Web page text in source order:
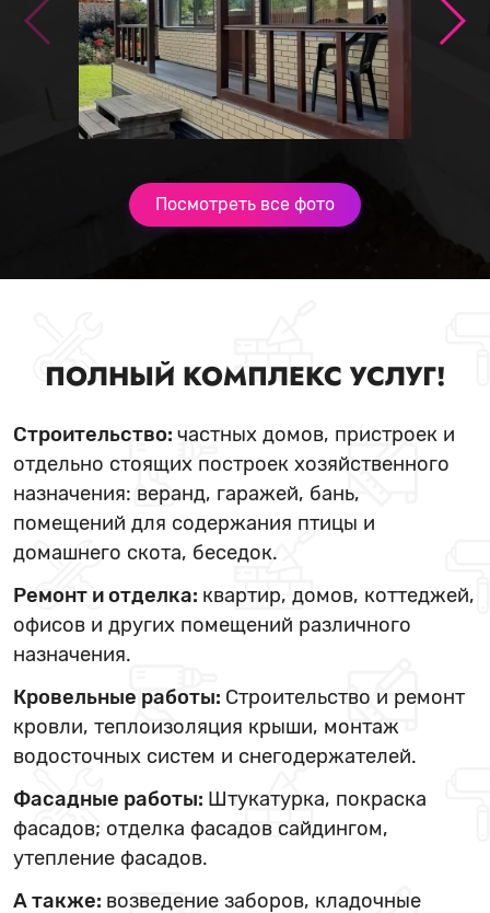
Посмотреть все фото
ПОЛНЫЙ КОМПЛЕКС УСЛУГ!
Строительство: частных домов, пристроек и
отдельно стоящих построек хозяйственного
назначения: веранд, гаражей, бань,
помещений для содержания птицы и
домашнего скота, беседок.
Ремонт и отделка: квартир, домов, коттеджей,
офисов и других помещений различного
назначения.
Кровельные работы: Строительство и ремонт
кровли, теплоизоляция крыши, монтаж
водосточных систем и снегодержателей.
Фасадные работы: Штукатурка, покраска
фасадов; отделка фасадов сайдингом,
утепление фасадов.
А также: возведение заборов, кладочные